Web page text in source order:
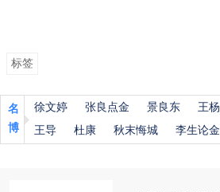
标签
名
博
徐文婷 张良点金 景良东 王杨
王导
杜康 秋末悔城 李生论金